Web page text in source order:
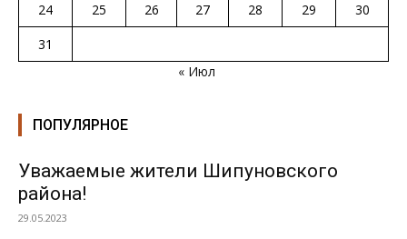
24
25 26 27 28 29
30
31
« Июл
ПОПУЛЯРНОЕ
Уважаемые жители Шипуновского
района!
29.05.2023